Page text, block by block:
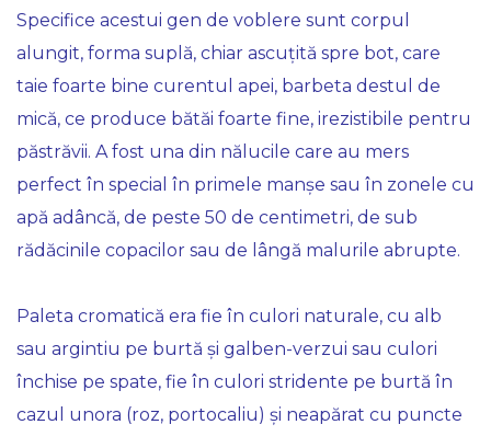
Specifice acestui gen de voblere sunt corpul
alungit, forma suplă, chiar ascuțită spre bot, care
taie foarte bine curentul apei, barbeta destul de
mică, ce produce bătăi foarte fine, irezistibile pentru
păstrăvii. A fost una din nălucile care au mers
perfect în special în primele manșe sau în zonele cu
apă adâncă, de peste 50 de centimetri, de sub
rădăcinile copacilor sau de lângă malurile abrupte.
Paleta cromatică era fie în culori naturale, cu alb
sau argintiu pe burtă și galben-verzui sau culori
închise pe spate, fie în culori stridente pe burtă în
cazul unora (roz, portocaliu) și neapărat cu puncte